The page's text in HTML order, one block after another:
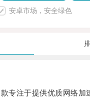
安卓市场，安全绿色
注于提供优质网络加